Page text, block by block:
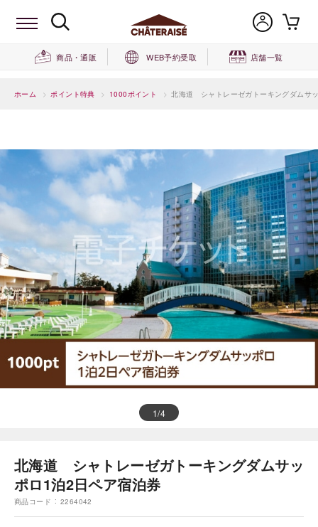
商品・通販 WEB予約受取 店舗一覧
ホーム > ポイント特典 > 1000ポイント > 北海道 シャトレーゼガトーキングダムサ
1/4
北海道 シャトレーゼガトーキングダムサッ
ポロ1泊2日ペア宿泊券
商品コード 2264042